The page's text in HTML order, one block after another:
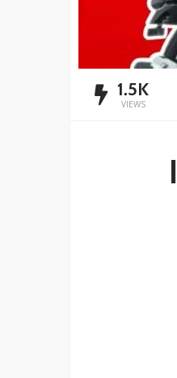
1.5K
VIEWS